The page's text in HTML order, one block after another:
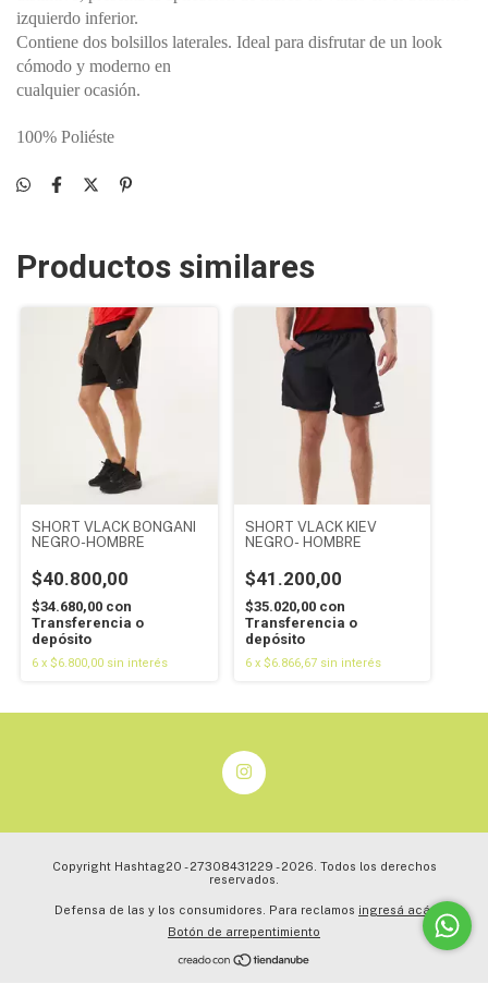
izquierdo inferior.
Contiene dos bolsillos laterales. Ideal para disfrutar de un look
cómodo y moderno en
cualquier ocasión.
100% Poliéste
Productos similares
SHORT VLACK BONGANI
NEGRO-HOMBRE
$40.800,00
$34.680,00 con
Transferencia o
depósito
6 x $6.800,00 sin interés
SHORT VLACK KIEV
NEGRO- HOMBRE
$41.200,00
$35.020,00 con
Transferencia o
depósito
6 x $6.866,67 sin interés
Copyright Hashtag20 - 27308431229 - 2026. Todos los derechos
reservados.
Defensa de las y los consumidores. Para reclamos ingresá acá.
Botón de arrepentimiento